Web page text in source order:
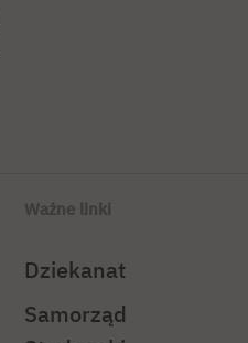
Ważne linki
Dziekanat
Samorząd